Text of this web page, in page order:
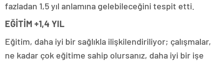
fazladan 1,5 yıl anlamına gelebileceğini tespit etti.
EĞİTİM +1,4 YIL
Eğitim, daha iyi bir sağlıkla ilişkilendiriliyor; çalışmalar,
ne kadar çok eğitime sahip olursanız, daha iyi bir işe